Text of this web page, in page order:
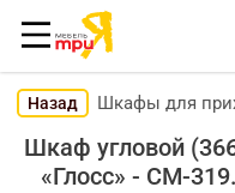
Назад Шкафы для
Шкаф угловой
«Глосс» - СМ-